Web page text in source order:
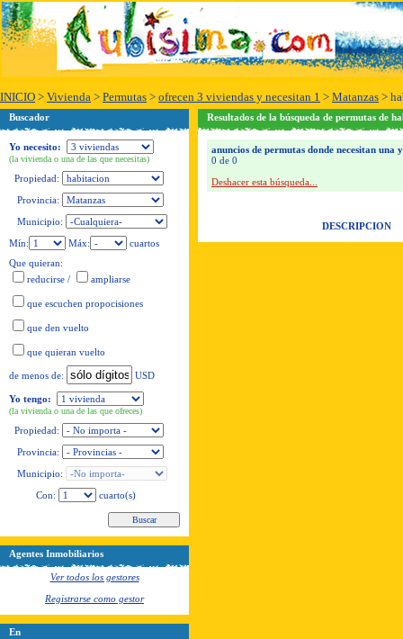
INICIO > Vivienda > Permutas > ofrecen 3 viviendas y necesitan 1 > Matanzas >
Buscador
Yo necesito:
(la vivienda o una de las que necesitas)
Propiedad:
Provincia:
Municipio:
Mín:
Máx:
cuartos
Que quieran:
reducirse / ampliarse
que escuchen propocisiones
que den vuelto
que quieran vuelto
de menos de: USD
Yo tengo:
(la vivienda o una de las que ofreces)
Propiedad:
Provincia:
Municipio:
Con:
cuarto(s)
Agentes Inmobiliarios
Ver todos los gestores
Registrarse como gestor
En
Resultados de la búsqueda de permutas de
anuncios de permutas donde necesitan una
0 de 0
Deshacer esta búsqueda...
DESCRIPCION